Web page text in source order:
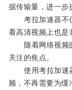
据传输量，进一步
考拉加速器不仅
看高清视频上也是
随着网络视频的
关注的焦点。
使用考拉加速器
频，不再需要为缓